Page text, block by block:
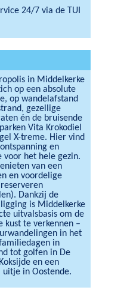
24/7 via de TUI
in Middelkerke
op een absolute
op wandelafstand
gezellige
én de bruisende
Vita Krokodiel
X-treme. Hier vind
en
voor het hele gezin.
van een
en voordelige
Dankzij de
is Middelkerke
uitvalsbasis om de
kust te verkennen –
in het
in
tot golfen in De
en een
in Oostende.